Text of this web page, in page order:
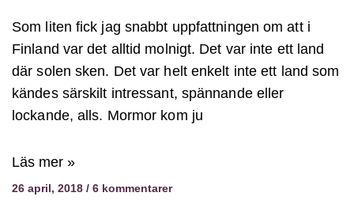
Som liten fick jag snabbt uppfattningen om att i
Finland var det alltid molnigt. Det var inte ett land
där solen sken. Det var helt enkelt inte ett land som
kändes särskilt intressant, spännande eller
lockande, alls. Mormor kom ju
Läs mer »
26 april, 2018 6 kommentarer